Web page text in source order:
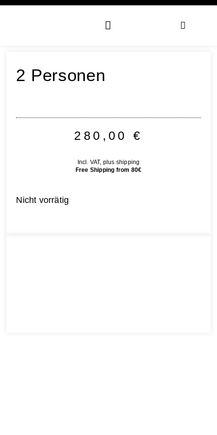
2 Personen
280,00€
Incl. VAT, plus shipping
Free Shipping from 80€
Nicht vorrätig